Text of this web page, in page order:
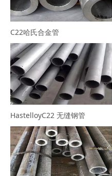
C22哈氏合金管
HastelloyC22 无缝钢管